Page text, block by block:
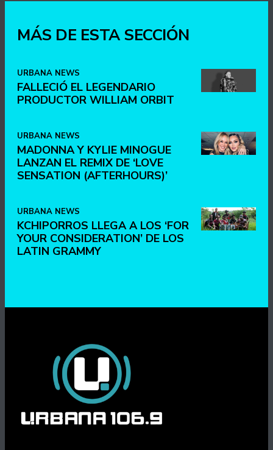
MÁS DE ESTA SECCIÓN
URBANA NEWS
FALLECIÓ EL LEGENDARIO
PRODUCTOR WILLIAM ORBIT
URBANA NEWS
MADONNA Y KYLIE MINOGUE
LANZAN EL REMIX DE ‘LOVE
SENSATION (AFTERHOURS)’
URBANA NEWS
KCHIPORROS LLEGA A LOS ‘FOR
YOUR CONSIDERATION’ DE LOS
LATIN GRAMMY